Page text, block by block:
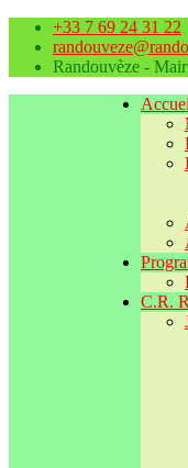
+33 7 69 24 31 22
Randouvèze -
C.R.